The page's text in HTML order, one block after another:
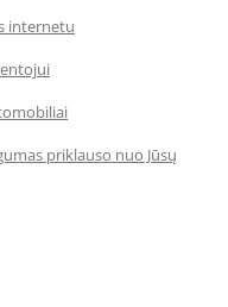
internetu
priklauso nuo Jūsų